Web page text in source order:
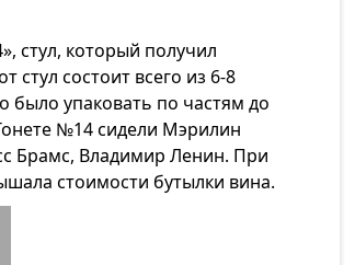
стул, который получил
стул состоит всего из 6-8
было упаковать по частям до
№14 сидели Мэрилин
Брамс, Владимир Ленин. При
стоимости бутылки вина.